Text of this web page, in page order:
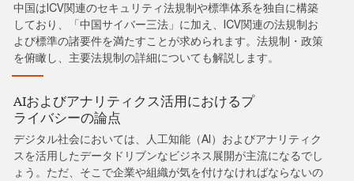
中国はICV関連のセキュリティ法規制や標準体系を独自に構築
しており、「中国サイバー三法」に加え、ICV関連の法規制お
よび標準の諸要件を満たすことが求められます。法規制・政策
を俯瞰し、主要法規制の詳細についても解説します。
AIおよびアナリティクス活用におけるプ
ライバシーの論点
デジタル社会においては、人工知能（AI）およびアナリティク
スを活用したデータドリブンなビジネス展開が主流になるでし
ょう。ただ、そこで企業や組織が気を付けなければならないの